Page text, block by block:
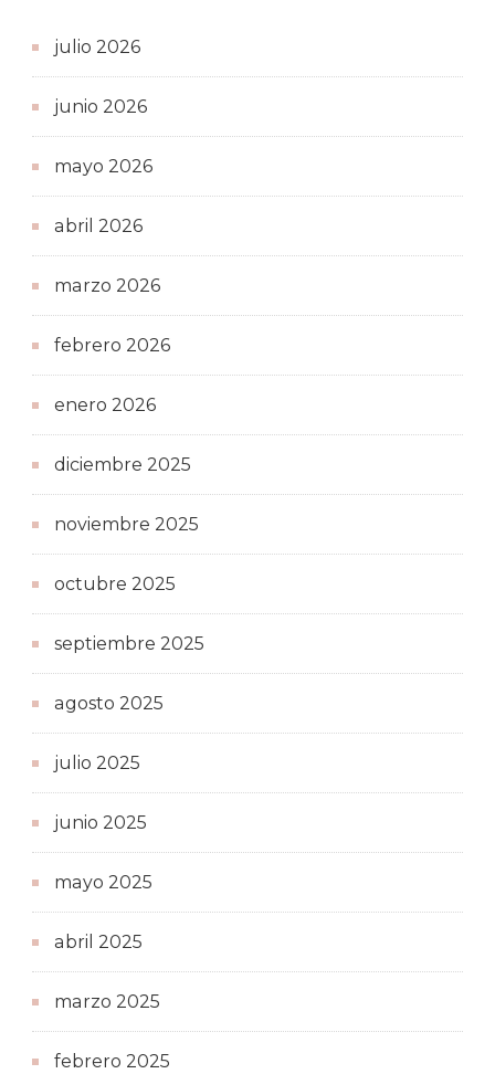
julio 2026
junio 2026
mayo 2026
abril 2026
marzo 2026
febrero 2026
enero 2026
diciembre 2025
noviembre 2025
octubre 2025
septiembre 2025
agosto 2025
julio 2025
junio 2025
mayo 2025
abril 2025
marzo 2025
febrero 2025